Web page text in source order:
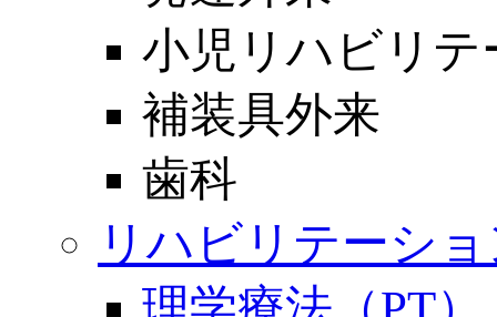
小児リハビリ
補装具外来
歯科
リハビリテーシ